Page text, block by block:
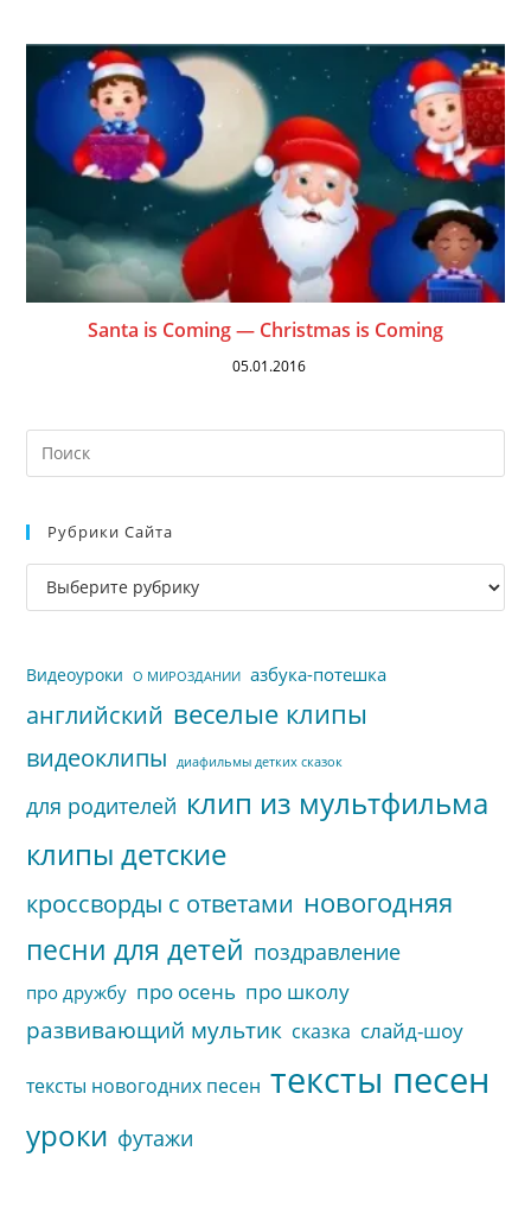
Santa is Coming — Christmas is Coming
05.01.2016
Рубрики Сайта
Рубрики
сайта
Видеоуроки О МИРОЗДАНИИ азбука-потешка
английский веселые клипы
видеоклипы диафильмы детких сказок
для родителей клип из мультфильма
клипы детские
кроссворды с ответами новогодняя
песни для детей поздравление
про дружбу про осень про школу
развивающий мультик сказка слайд-шоу
тексты новогодних песен тексты песен
уроки футажи